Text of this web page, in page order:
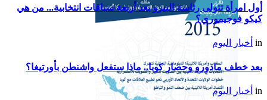
اللاتينية للعام 2017
أول امرأة تتولى رئاسة البيرو بعد أربعة سباقات انتخابية... من هي
كيكو فوجيموري؟
in أخبار اليوم
بعد خطف مادورو وحصار كوبا.. ماذا ستفعل واشنطن بأورتيغا؟
in أخبار اليوم